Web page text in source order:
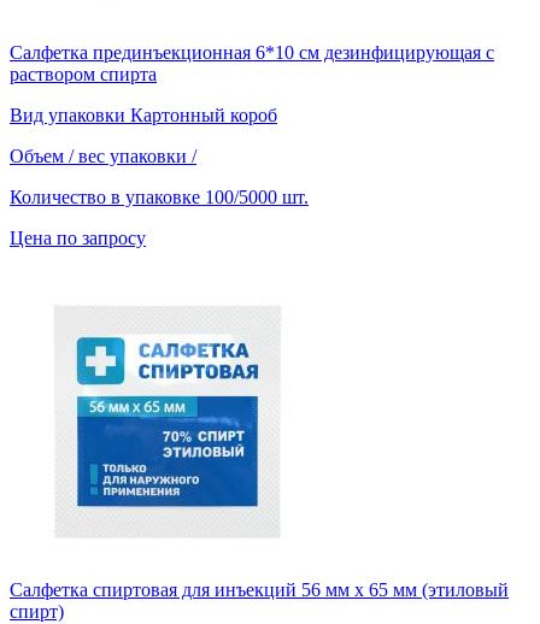
Салфетка прединъекционная 6*10 см дезинфицирующая с
раствором спирта
Вид упаковки Картонный короб
Объем / вес упаковки /
Количество в упаковке 100/5000 шт.
Цена по запросу
Салфетка спиртовая для инъекций 56 мм х 65 мм (этиловый
спирт)